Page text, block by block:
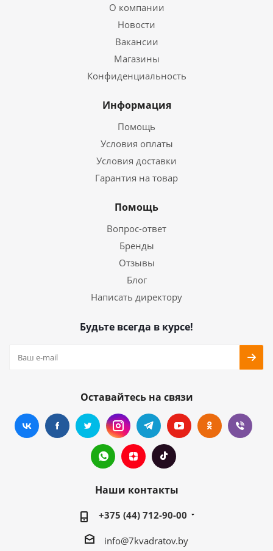
О компании
Новости
Вакансии
Магазины
Конфиденциальность
Информация
Помощь
Условия оплаты
Условия доставки
Гарантия на товар
Помощь
Вопрос-ответ
Бренды
Отзывы
Блог
Написать директору
Будьте всегда в курсе!
Оставайтесь на связи
Наши контакты
+375 (44) 712-90-00
info@7kvadratov.by